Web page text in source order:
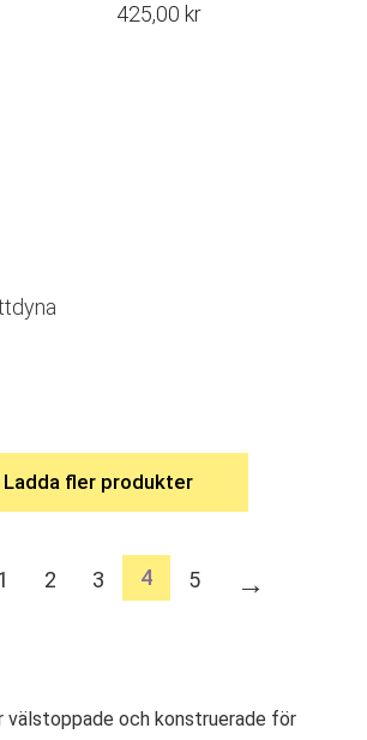
425,00 kr
Ladda fler produkter
2 3 4 5 →
välstoppade och konstruerade för